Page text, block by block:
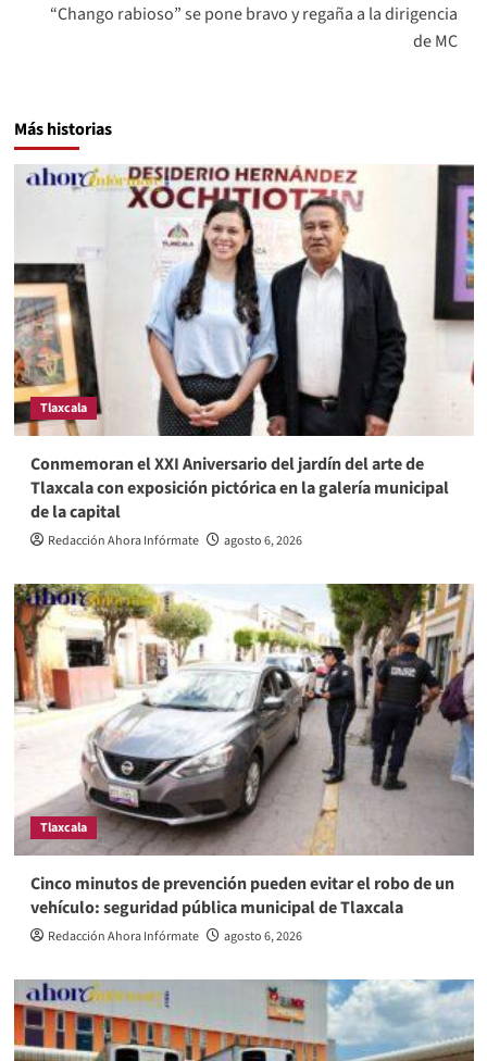
“Chango rabioso” se pone bravo y regaña a la dirigencia
de MC
Más historias
Tlaxcala
Conmemoran el XXI Aniversario del jardín del arte de
Tlaxcala con exposición pictórica en la galería municipal
de la capital
Redacción Ahora Infórmate agosto 6, 2026
Tlaxcala
Cinco minutos de prevención pueden evitar el robo de un
vehículo: seguridad pública municipal de Tlaxcala
Redacción Ahora Infórmate agosto 6, 2026